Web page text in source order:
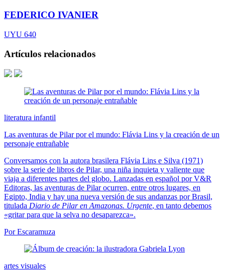
FEDERICO IVANIER
UYU 640
Artículos relacionados
literatura infantil
Las aventuras de Pilar por el mundo: Flávia Lins y la creación de un
personaje entrañable
Conversamos con la autora brasilera Flávia Lins e Silva (1971)
sobre la serie de libros de Pilar, una niña inquieta y valiente que
viaja a diferentes partes del globo. Lanzadas en español por V&R
Editoras, las aventuras de Pilar ocurren, entre otros lugares, en
Egipto, India y hay una nueva versión de sus andanzas por Brasil,
titulada Diario de Pilar en Amazonas. Urgente, en tanto debemos
«gritar para que la selva no desaparezca».
Por Escaramuza
artes visuales